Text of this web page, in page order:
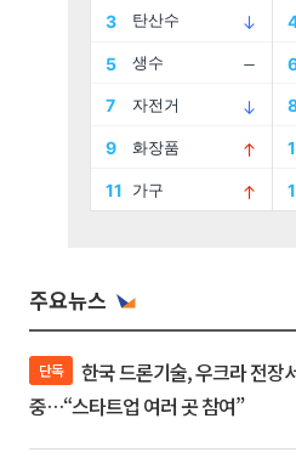
주요뉴스
단독
중…“스타트업 여러 곳 참여”